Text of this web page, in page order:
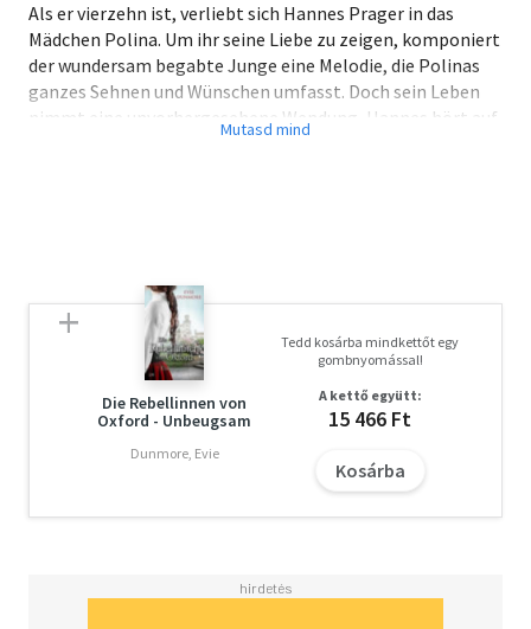
Als er vierzehn ist, verliebt sich Hannes Prager in das
Mädchen Polina. Um ihr seine Liebe zu zeigen, komponiert
der wundersam begabte Junge eine Melodie, die Polinas
ganzes Sehnen und Wünschen umfasst. Doch sein Leben
nimmt eine unvorhergesehene Wendung, Hannes hört auf,
Die Rebellinnen von
Oxford - Unbeugsam
Dunmore, Evie
Tedd kosárba mindkettőt egy
gombnyomással!
A kettő együtt:
15 466 Ft
Kosárba